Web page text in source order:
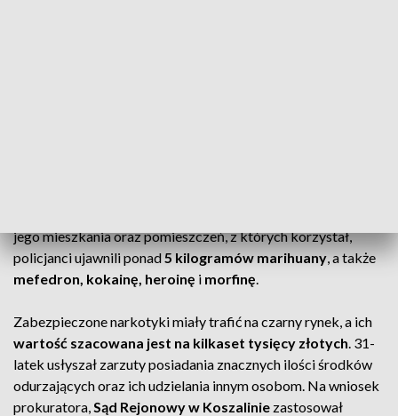
jego mieszkania oraz pomieszczeń, z których korzystał,
policjanci ujawnili ponad5 kilogramów marihuany, a także
mefedron, kokainę, heroinę i morfinę.
Zabezpieczone narkotyki miały trafić na czarny rynek, a ich
wartość szacowana jest na kilkaset tysięcy złotych. 31-
latek usłyszał zarzuty posiadania znacznych ilości środków
odurzających oraz ich udzielania innym osobom. Na wniosek
prokuratora,Sąd Rejonowy w Koszalinie zastosował